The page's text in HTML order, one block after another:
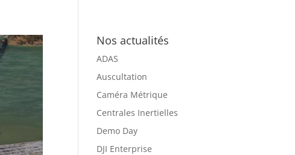
Nos actualités
ADAS
Auscultation
Caméra Métrique
Centrales Inertielles
Demo Day
DJI Enterprise